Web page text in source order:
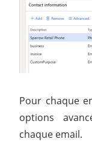
Pour chaque
options
chaque email.